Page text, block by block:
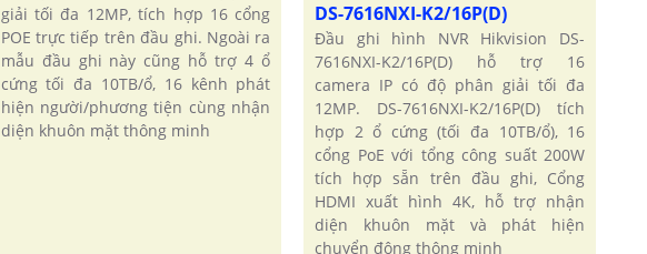
giải tối đa 12MP, tích hợp 16 cổng
POE trực tiếp trên đầu ghi. Ngoài ra
mẫu đầu ghi này cũng hỗ trợ 4 ổ
cứng tối đa 10TB/ổ, 16 kênh phát
hiện người/phương tiện cùng nhận
diện khuôn mặt thông minh
DS-7616NXI-K2/16P(D)
Đầu ghi hình NVR Hikvision DS-
7616NXI-K2/16P(D) hỗ trợ 16
camera IP có độ phân giải tối đa
12MP. DS-7616NXI-K2/16P(D) tích
hợp 2 ổ cứng (tối đa 10TB/ổ), 16
cổng PoE với tổng công suất 200W
tích hợp sẵn trên đầu ghi, Cổng
HDMI xuất hình 4K, hỗ trợ nhận
diện khuôn mặt và phát hiện
chuyển động thông minh